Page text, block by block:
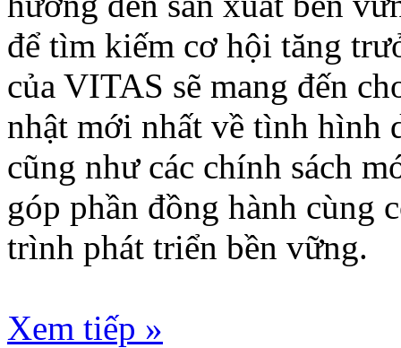
để tìm kiếm cơ hội tăng
của VITAS sẽ mang đến
nhật mới nhất về tình hình
cũng như các chính sách
góp phần đồng hành cùng
trình phát triển bền vững.
Xem tiếp »